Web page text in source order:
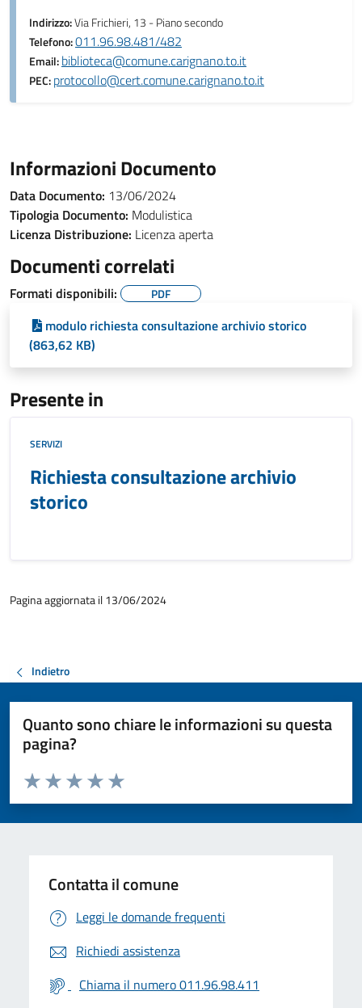
Indirizzo:Via Frichieri, 13 - Piano secondo
Telefono:011.96.98.481/482
Email:biblioteca@comune.carignano.to.it
PEC:protocollo@cert.comune.carignano.to.it
Informazioni Documento
Data Documento: 13/06/2024
Tipologia Documento: Modulistica
Licenza Distribuzione: Licenza aperta
Documenti correlati
Formati disponibili: PDF
modulo richiesta consultazione archivio storico
(863,62 KB)
Presente in
SERVIZI
Richiesta consultazione archivio
storico
Pagina aggiornata il 13/06/2024
Indietro
Quanto sono chiare le informazioni su questa
pagina?
Valuta da 1 a 5 stelle la pagina
Valuta 5 stelle su 5
Valuta 4 stelle su 5
Valuta 3 stelle su 5
Valuta 2 stelle su 5
Valuta 1 stelle su 5
Contatta il comune
Leggi le domande frequenti
Richiedi assistenza
Chiama il numero 011.96.98.411